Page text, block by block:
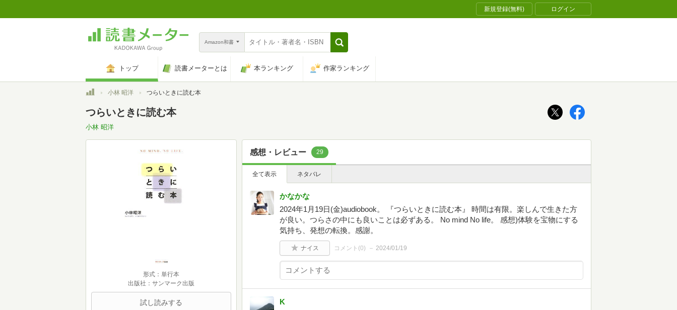
新規登録(無料) ログイン
Amazon和書
トップ 読書メーターとは 本ランキング 作家ランキング
トップ小林 昭洋 つらいときに読む本
つらいときに読む本
小林 昭洋
形式：単行本
出版社：サンマーク出版
試し読みする
感想・レビュー 29
全て表示 ネタバレ
かなかな
2024年1月19日(金)audiobook。 『つらいときに読む本』 時間は有限。楽しんで生きた方
が良い。つらさの中にも良いことは必ずある。 No mind No life。 感想)体験を宝物にする
気持ち、発想の転換。感謝。
ナイス コメント(0) 2024/01/19
K